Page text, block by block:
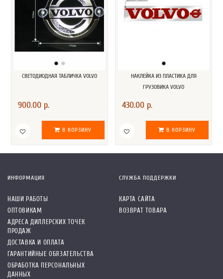
СВЕТОДИОДНАЯ ТАБЛИЧКА VOLVO
900.00 р.
В КОРЗИНУ
НАКЛЕЙКА ИЗ ПЛАСТИКА ДЛЯ
ГРУЗОВИКА VOLVO
430.00 р.
В КОРЗИНУ
ИНФОРМАЦИЯ
НАШИ РАБОТЫ
ОПТОВИКАМ
АДРЕСА ДИЛЛЕРСКИХ ТОЧЕК
ПРОДАЖ
ДОСТАВКА И ОПЛАТА
ГАРАНТИЙНЫЕ ОБЯЗАТЕЛЬСТВА
ОБРАБОТКА ПЕРСОНАЛЬНЫХ
ДАННЫХ
СЛУЖБА ПОДДЕРЖКИ
КАРТА САЙТА
ВОЗВРАТ ТОВАРА